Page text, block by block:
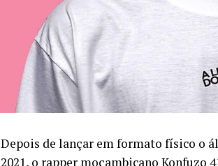
Depois de lançar em formato físico o
2021, o rapper moçambicano Konfuzo